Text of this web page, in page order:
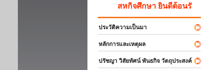
สหกิจศึกษา ยินดีต้อนรับ
ประวัติความเป็นมา
หลักการและเหตุผล
ปรัชญา วิสัยทัศน์ พันธกิจ วัตถุประสงค์